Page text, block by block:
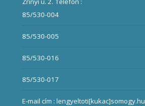
85/530-004
85/530-005
85/530-016
85/530-017
E-mail cím : lengyeltoti[kukac]somogy.hu